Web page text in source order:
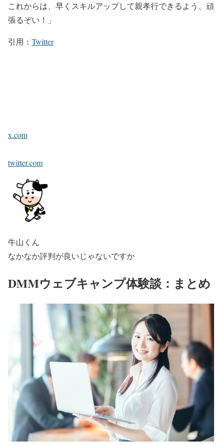
これからは、早くスキルアップして親孝行できるよう、頑
張るぞい！」
引用： Twitter
x.com
twitter.com
牛山くん
なかなか評判が良いじゃないですか
DMMウェブキャンプ体験談：まとめ